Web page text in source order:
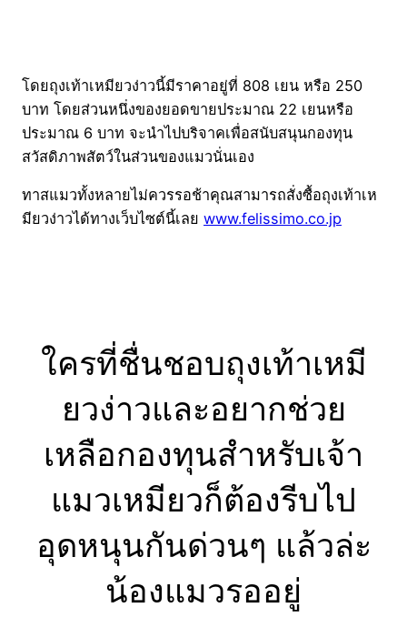
โดยถุงเท้าเหมียวง่าวนี้มีราคาอยู่ที่ 808 เยน หรือ 250
บาท โดยส่วนหนึ่งของยอดขายประมาณ 22 เยนหรือ
ประมาณ 6 บาท จะนำไปบริจาคเพื่อสนับสนุนกองทุน
สวัสดิภาพสัตว์ในส่วนของแมวนั่นเอง
ทาสแมวทั้งหลายไม่ควรรอช้าคุณสามารถสั่งซื้อถุงเท้าเห
มียวง่าวได้ทางเว็บไซต์นี้เลย www.felissimo.co.jp
ใครที่ชื่นชอบถุงเท้าเหมี
ยวง่าวและอยากช่วย
เหลือกองทุนสำหรับเจ้า
แมวเหมียวก็ต้องรีบไป
อุดหนุนกันด่วนๆ แล้วล่ะ
น้องแมวรออยู่